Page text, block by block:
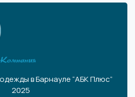
в Барнауле “АБК Плюс”
2025